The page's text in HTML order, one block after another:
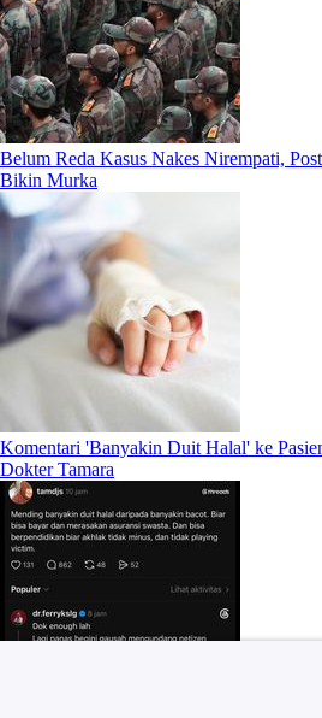
Belum Reda Kasus Nakes Nirempati,
Bikin Murka
Komentari 'Banyakin Duit Halal' ke
Dokter Tamara